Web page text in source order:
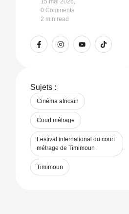
15 mai 2026,
0 Comments
2 min read
Sujets :
Cinéma africain
Court métrage
Festival international du court
métrage de Timimoun
Timimoun